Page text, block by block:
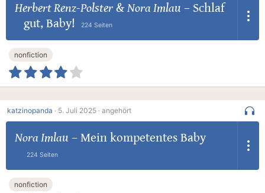
Herbert Renz-Polster& Nora Imlau – Schlaf
gut, Baby!
224 Seiten
nonfiction
katzinopanda · 5. Juli 2025 · angehört
Nora Imlau – Mein kompetentes Baby
224 Seiten
nonfiction